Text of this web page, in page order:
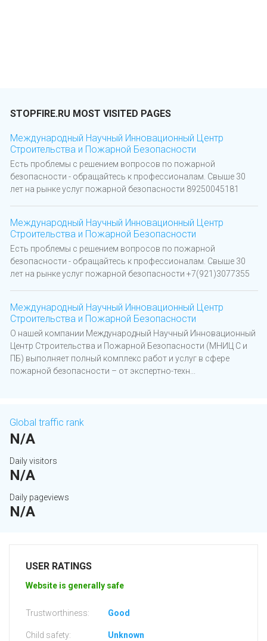
STOPFIRE.RU MOST VISITED PAGES
Международный Научный Инновационный Центр
Строительства и Пожарной Безопасности
Есть проблемы с решением вопросов по пожарной
безопасности - обращайтесь к профессионалам. Свыше 30
лет на рынке услуг пожарной безопасности 89250045181
Международный Научный Инновационный Центр
Строительства и Пожарной Безопасности
Есть проблемы с решением вопросов по пожарной
безопасности - обращайтесь к профессионалам. Свыше 30
лет на рынке услуг пожарной безопасности +7(921)3077355
Международный Научный Инновационный Центр
Строительства и Пожарной Безопасности
О нашей компании Международный Научный Инновационный
Центр Строительства и Пожарной Безопасности (МНИЦ С и
ПБ) выполняет полный комплекс работ и услуг в сфере
пожарной безопасности – от экспертно-техн...
Global traffic rank
N/A
Daily visitors
N/A
Daily pageviews
N/A
USER RATINGS
Website is generally safe
Trustworthiness: Good
Child safety: Unknown